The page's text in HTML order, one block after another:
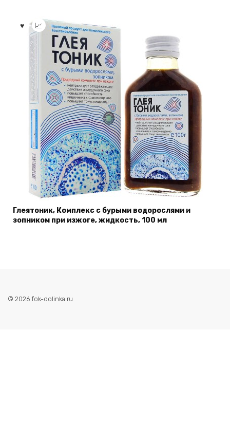
Глеятоник, Комплекс с бурыми водорослями и
зопником при изжоге, жидкость, 100 мл
© 2026 fok-dolinka.ru